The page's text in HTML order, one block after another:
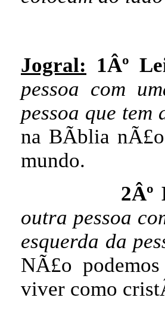
Jogral: 1Âº
pessoa com
pessoa que tem
na BÃ­blia
mundo.
2Âº
outra pessoa
esquerda da
NÃ£o
viver como